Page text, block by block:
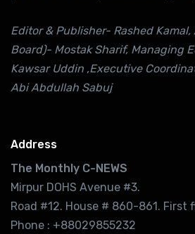
Editor & Publisher- Rashed
Board)- Mostak Sharif, Managing
Kawsar Uddin ,Executive
Abi Abdullah Sabuj
Address
The Monthly C-NEWS
Mirpur DOHS Avenue #3.
Road #12. House # 860-861. First
Phone : +88029855232